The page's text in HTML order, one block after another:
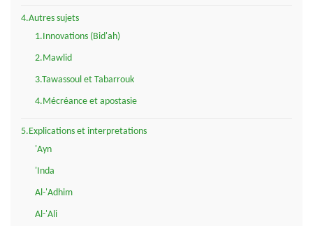
4.Autres sujets
1.Innovations (Bid'ah)
2.Mawlid
3.Tawassoul et Tabarrouk
4.Mécréance et apostasie
5.Explications et interpretations
'Ayn
'Inda
Al-'Adhim
Al-'Ali